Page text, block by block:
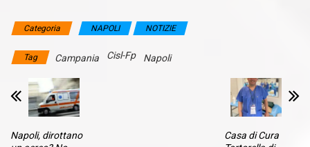
Categoria NAPOLI NOTIZIE
Tag Campania Cisl-Fp Napoli
Napoli, dirottano
Casa di Cura